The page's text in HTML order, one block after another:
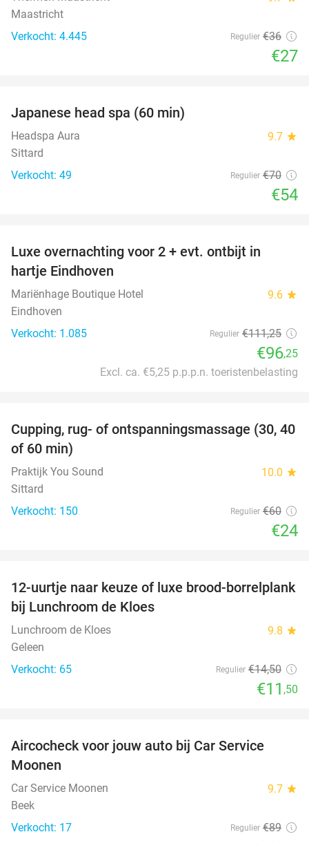
Maastricht
Verkocht: 4.445
Regulier €36
€27
Japanese head spa (60 min)
Headspa Aura 9.7 star
Sittard
Verkocht: 49
Regulier €70
€54
Luxe overnachting voor 2 + evt. ontbijt in
hartje Eindhoven
Mariënhage Boutique Hotel 9.6 star
Eindhoven
Verkocht: 1.085
Regulier €111,25
€96,25
Excl. ca. €5,25 p.p.p.n. toeristenbelasting
60%
Cupping, rug- of ontspanningsmassage (30, 40
of 60 min)
Praktijk You Sound 10.0 star
Sittard
Verkocht: 150
Regulier €60
€24
21%
12-uurtje naar keuze of luxe brood-borrelplank
bij Lunchroom de Kloes
Lunchroom de Kloes 9.8 star
Geleen
Verkocht: 65
Regulier €14,50
€11 ,50
Aircocheck voor jouw auto bij Car Service
Moonen
Car Service Moonen 9.7 star
Beek
Verkocht: 17
Regulier €89